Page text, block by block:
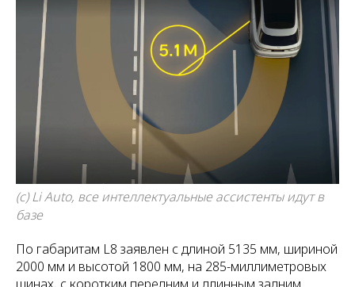
(c) Li Auto, все интеллектуальные ассистенты идут в
базе
По габаритам L8 заявлен с длиной 5135 мм, шириной
2000 мм и высотой 1800 мм, на 285-миллиметровых